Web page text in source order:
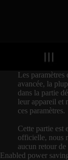
Les
avancée, la
dans la partie
leur appareil et
ces paramètres.
Cette partie est
officielle, nous
aucun retour
Enabled power